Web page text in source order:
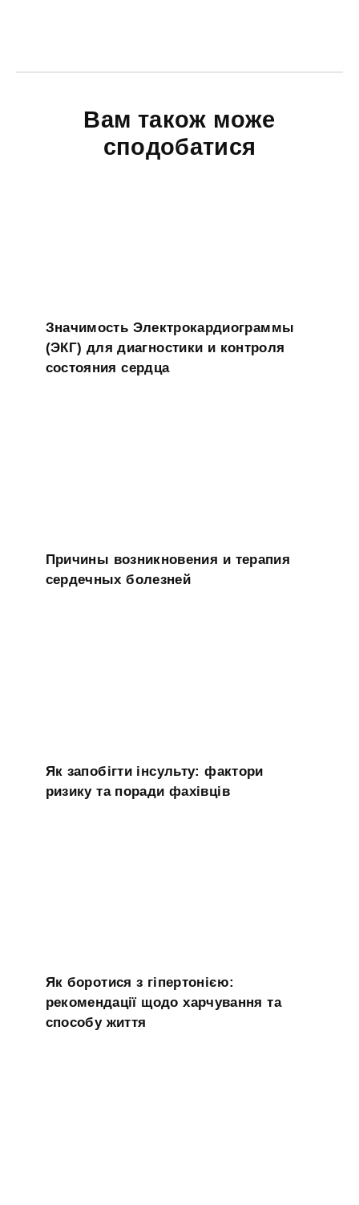
Вам також може
сподобатися
Значимость Электрокардиограммы
(ЭКГ) для диагностики и контроля
состояния сердца
Причины возникновения и терапия
сердечных болезней
Як запобігти інсульту: фактори
ризику та поради фахівців
Як боротися з гіпертонією:
рекомендації щодо харчування та
способу життя